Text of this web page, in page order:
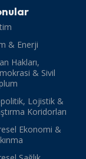
& Enerji
Hakları,
& Sivil
Lojistik &
Koridorları
Ekonomi &